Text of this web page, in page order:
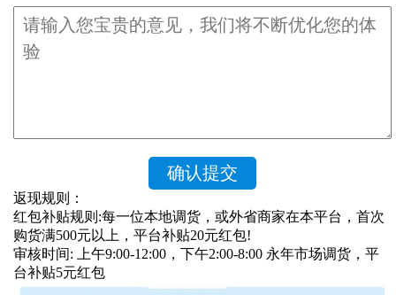
返现规则：
红包补贴规则:每一位本地调货，或外省商家在本平台，首次
购货满500元以上，平台补贴20元红包!
审核时间: 上午9:00-12:00，下午2:00-8:00 永年市场调货，平
台补贴5元红包